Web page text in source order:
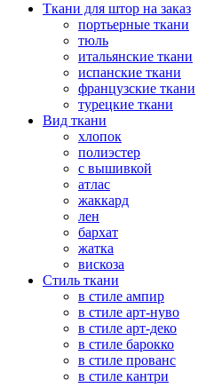
Ткани для штор на заказ
портьерные ткани
тюль
итальянские ткани
испанские ткани
французские ткани
турецкие ткани
Вид ткани
хлопок
полиэстер
с вышивкой
атлас
жаккард
лен
бархат
жатка
вискоза
Стиль ткани
в стиле ампир
в стиле арт-нуво
в стиле арт-деко
в стиле барокко
в стиле прованс
в стиле кантри